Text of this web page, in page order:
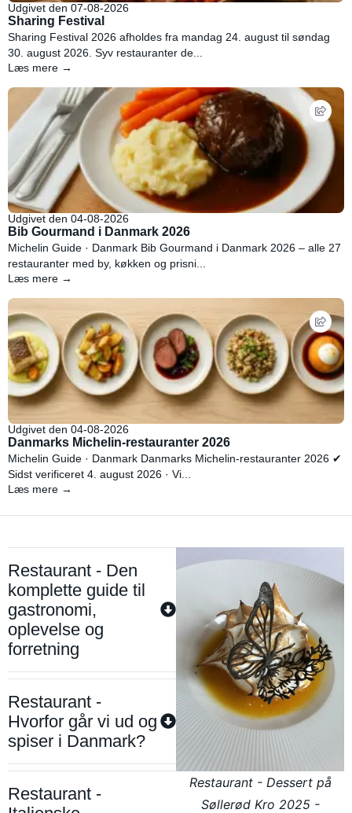
Udgivet den 07-08-2026
Sharing Festival
Sharing Festival 2026 afholdes fra mandag 24. august til søndag
30. august 2026. Syv restauranter de...
Læs mere →
Udgivet den 04-08-2026
Bib Gourmand i Danmark 2026
Michelin Guide · Danmark Bib Gourmand i Danmark 2026 – alle 27
restauranter med by, køkken og prisni...
Læs mere →
Udgivet den 04-08-2026
Danmarks Michelin-restauranter 2026
Michelin Guide · Danmark Danmarks Michelin-restauranter 2026 ✔
Sidst verificeret 4. august 2026 · Vi...
Læs mere →
Restaurant - Den
komplette guide til
gastronomi,
oplevelse og
forretning
Restaurant -
Hvorfor går vi ud og
spiser i Danmark?
Restaurant -
Restaurant - Dessert på
Søllerød Kro 2025 -